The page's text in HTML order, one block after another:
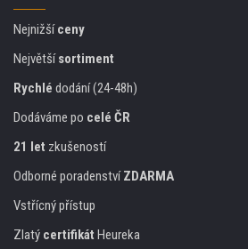
Nejnižšíceny
Největšísortiment
Rychlé dodání (24-48h)
Dodáváme po celé ČR
21 let zkušeností
Odborné poradenstvíZDARMA
Vstřícný přístup
Zlatý certifikát Heureka